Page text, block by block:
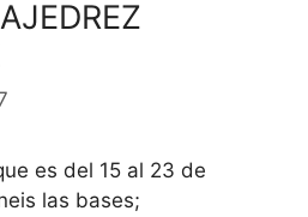
es del 15 al 23 de
las bases;